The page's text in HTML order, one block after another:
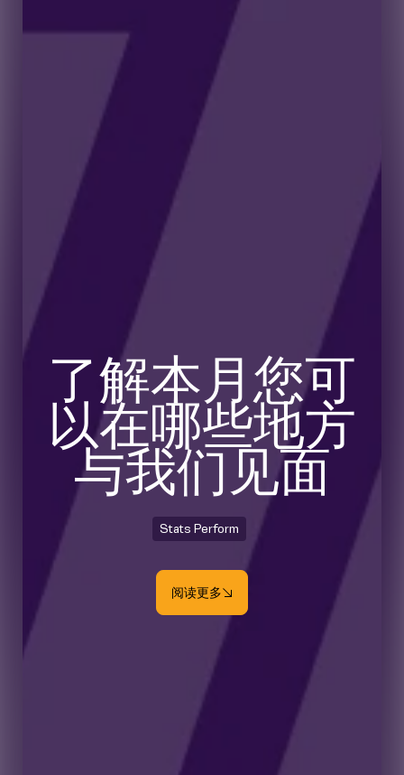
了解本月您可
以在哪些地方
与我们见面
Stats Perform
阅读更多